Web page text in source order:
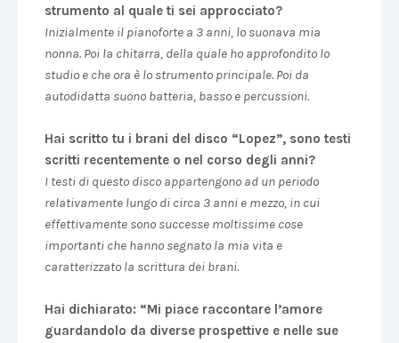
strumento al quale ti sei approcciato?
Inizialmente il pianoforte a 3 anni, lo suonava mia
nonna. Poi la chitarra, della quale ho approfondito lo
studio e che ora è lo strumento principale. Poi da
autodidatta suono batteria, basso e percussioni.
Hai scritto tu i brani del disco “Lopez”, sono testi
scritti recentemente o nel corso degli anni?
I testi di questo disco appartengono ad un periodo
relativamente lungo di circa 3 anni e mezzo, in cui
effettivamente sono successe moltissime cose
importanti che hanno segnato la mia vita e
caratterizzato la scrittura dei brani.
Hai dichiarato: “Mi piace raccontare l’amore
guardandolo da diverse prospettive e nelle sue